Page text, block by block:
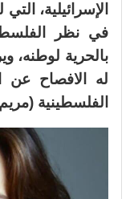
الإسرائيلية،
في نظر
بالحرية لوطنه،
له الافصاح عن
الفلسطينية